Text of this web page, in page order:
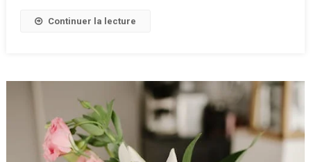
Continuer la lecture